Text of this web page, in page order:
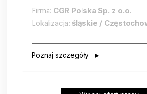
Firma: CGR Polska Sp. z o.o.
Lokalizacja: śląskie /
Poznaj szczegóły